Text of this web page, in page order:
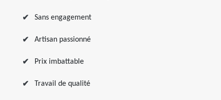
Sans engagement
Artisan passionné
Prix imbattable
Travail de qualité